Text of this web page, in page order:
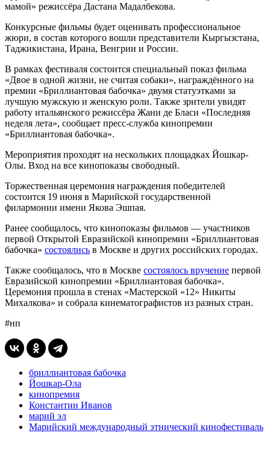
мамой» режиссёра Дастана Мадалбекова.
Конкурсные фильмы будет оценивать профессиональное
жюри, в состав которого вошли представители Кыргызстана,
Таджикистана, Ирана, Венгрии и России.
В рамках фестиваля состоится специальный показ фильма
«Двое в одной жизни, не считая собаки», награждённого на
премии «Бриллиантовая бабочка» двумя статуэтками за
лучшую мужскую и женскую роли. Также зрители увидят
работу итальянского режиссёра Жани де Бласи «Последняя
неделя лета», сообщает пресс-служба кинопремии
«Бриллиантовая бабочка».
Мероприятия проходят на нескольких площадках Йошкар-
Олы. Вход на все кинопоказы свободный.
Торжественная церемония награждения победителей
состоится 19 июня в Марийской государственной
филармонии имени Якова Эшпая.
Ранее сообщалось, что кинопоказы фильмов — участников
первой Открытой Евразийской кинопремии «Бриллиантовая
бабочка» состоялись в Москве и других российских городах.
Также сообщалось, что в Москве состоялось вручение первой
Евразийской кинопремии «Бриллиантовая бабочка».
Церемония прошла в стенах «Мастерской «12» Никиты
Михалкова» и собрала кинематографистов из разных стран.
#нп
бриллиантовая бабочка
Йошкар-Ола
кинопремия
Константин Иванов
марий эл
Марийский международный этнический кинофестиваль